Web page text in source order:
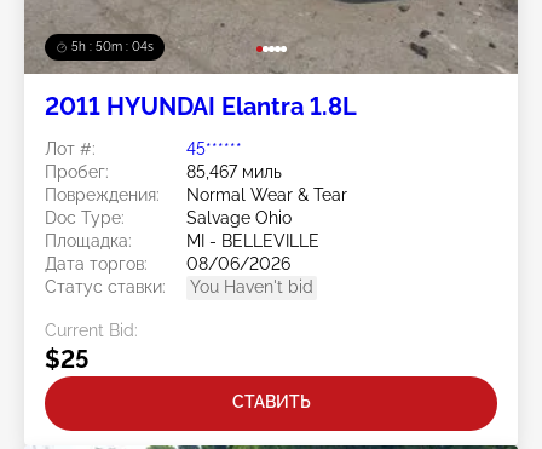
5h : 50m : 01s
2011 HYUNDAI Elantra 1.8L
Лот #:
45******
Пробег:
85,467 миль
Повреждения:
Normal Wear & Tear
Doc Type:
Salvage Ohio
Площадка:
MI - BELLEVILLE
Дата торгов:
08/06/2026
Статус ставки:
You Haven't bid
Current Bid:
$25
СТАВИТЬ